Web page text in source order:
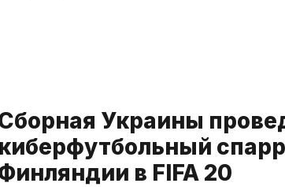
Украины
киберфутбольный
в FIFA 20